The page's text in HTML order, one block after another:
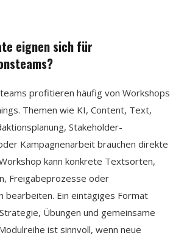
eignen sich für
profitieren häufig von Workshops
Themen wie KI, Content, Text,
Stakeholder-
Kampagnenarbeit brauchen direkte
kann konkrete Textsorten,
Freigabeprozesse oder
bearbeiten. Ein eintägiges Format
Übungen und gemeinsame
ist sinnvoll, wenn neue